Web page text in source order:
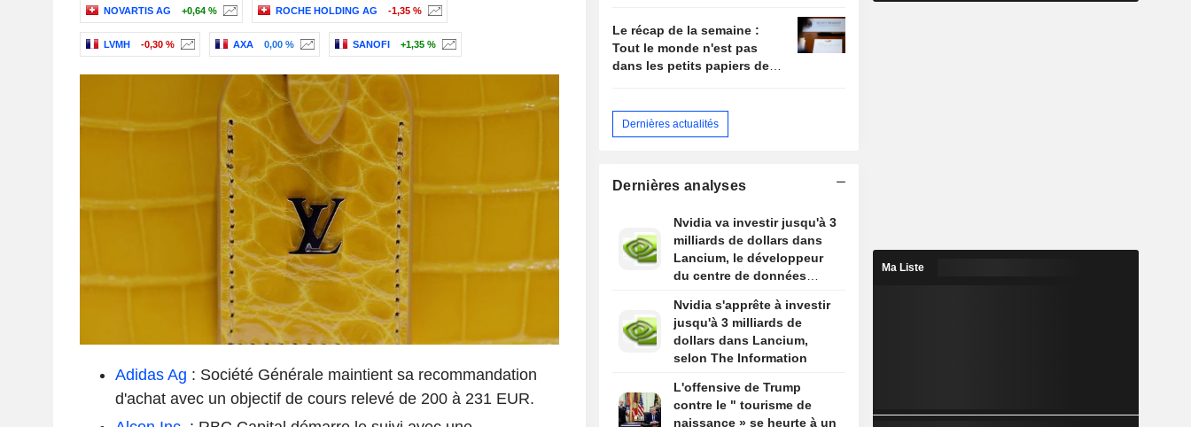
NOVARTIS AG +0,64 % ROCHE HOLDING AG -1,35 %
LVMH -0,30 % AXA 0,00 % SANOFI +1,35 %
Adidas Ag : Société Générale maintient sa recommandation
d'achat avec un objectif de cours relevé de 200 à 231 EUR.
Le récap de la semaine :
Tout le monde n'est pas
dans les petits papiers de
Dernières actualités
Dernières analyses
Nvidia va investir jusqu'à 3
milliards de dollars dans
Lancium, le développeur
du centre de données
Information
Nvidia s'apprête à investir
jusqu'à 3 milliards de
dollars dans Lancium,
selon The Information
L'offensive de Trump
contre le " tourisme de
naissance » se heurte à un
Ma Liste